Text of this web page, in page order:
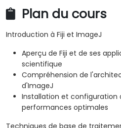
Plan du cours
Introduction à Fiji et ImageJ
Aperçu de Fiji et de ses
scientifique
Compréhension de
d'ImageJ
Installation et configuration
performances optimales